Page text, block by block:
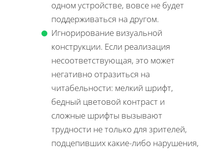
одном устройстве, вовсе не будет
поддерживаться на другом.
Игнорирование визуальной
конструкции. Если реализация
несоответствующая, это может
негативно отразиться на
читабельности: мелкий шрифт,
бедный цветовой контраст и
сложные шрифты вызывают
трудности не только для зрителей,
подцепивших какие-либо нарушения,